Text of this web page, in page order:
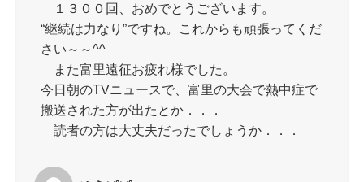
１３００回、おめでとうございます。
“継続は力なり”ですね。これからも頑張ってくだ
さい～～^^
また富里遠征お疲れ様でした。
今日朝のTVニュースで、富里の大会で熱中症で
搬送された方が出たとか．．．
読者の方は大丈夫だったでしょうか．．．